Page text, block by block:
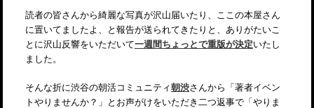
読者の皆さんから綺麗な写真が沢山届いたり、ここの本屋さん
に置いてましたよ、と報告が送られてきたりと、ありがたいこ
とに沢山反響をいただいて一週間ちょっとで重版が決定いたし
ました。
そんな折に渋谷の朝活コミュニティ朝渋さんから「著者イベン
トやりませんか？」とお声がけをいただき二つ返事で「やりま